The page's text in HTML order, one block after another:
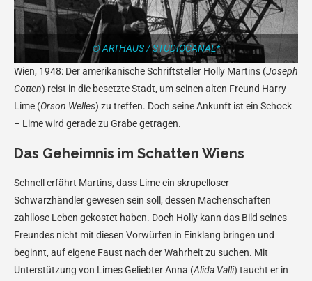
© ARTHAUS / STUDIOCANAL*
Wien, 1948: Der amerikanische Schriftsteller Holly Martins (Joseph
Cotten) reist in die besetzte Stadt, um seinen alten Freund Harry
Lime (Orson Welles) zu treffen. Doch seine Ankunft ist ein Schock
– Lime wird gerade zu Grabe getragen.
Das Geheimnis im Schatten Wiens
Schnell erfährt Martins, dass Lime ein skrupelloser
Schwarzhändler gewesen sein soll, dessen Machenschaften
zahllose Leben gekostet haben. Doch Holly kann das Bild seines
Freundes nicht mit diesen Vorwürfen in Einklang bringen und
beginnt, auf eigene Faust nach der Wahrheit zu suchen. Mit
Unterstützung von Limes Geliebter Anna (Alida Valli) taucht er in